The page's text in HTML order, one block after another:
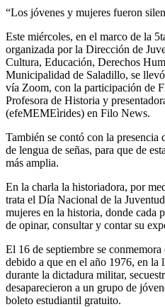
“Los jóvenes y mujeres fueron
Este miércoles, en el marco de la
organizada por la Dirección de
Cultura, Educación, Derechos
Municipalidad de Saladillo, se
vía Zoom, con la participación de
Profesora de Historia y
(efeMEMEìrides) en Filo News.
También se contó con la presencia
de lengua de señas, para que de
más amplia.
En la charla la historiadora, por
trata el Día Nacional de la
mujeres en la historia, donde cada
de opinar, consultar y contar su
El 16 de septiembre se
debido a que en el año 1976, en la
durante la dictadura militar,
desaparecieron a un grupo de
boleto estudiantil gratuito.